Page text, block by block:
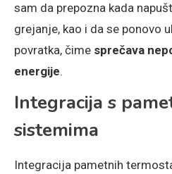
sam da prepozna kada
grejanje, kao i da se ponovo
povratka, čime sprečava
energije.
Integracija s
sistemima
Integracija pametnih